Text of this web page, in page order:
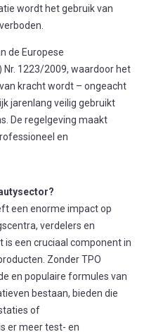
wordt het gebruik van
de Europese
Nr. 1223/2009, waardoor het
kracht wordt – ongeacht
jarenlang veilig gebruikt
De regelgeving maakt
en
een enorme impact op
verdelers en
is een cruciaal component in
Zonder TPO
en populaire formules van
bestaan, bieden die
of
er meer test- en